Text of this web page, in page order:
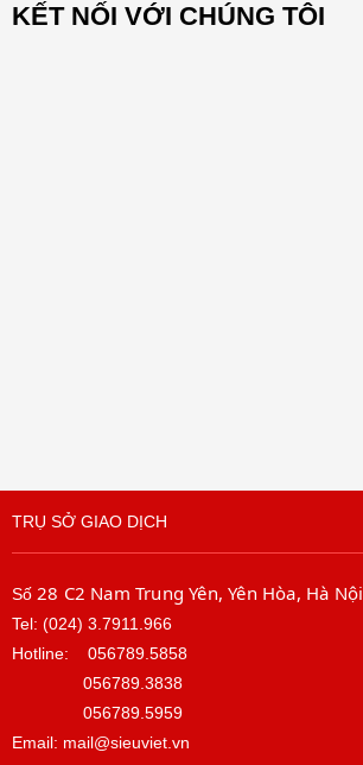
KẾT NỐI VỚI CHÚNG TÔI
TRỤ SỞ GIAO DỊCH
Số 28 C2 Nam Trung Yên, Yên Hòa, Hà Nội
Tel: (024) 3.7911.966
Hotline: 056789.5858
056789.3838
056789.5959
Email: mail@sieuviet.vn